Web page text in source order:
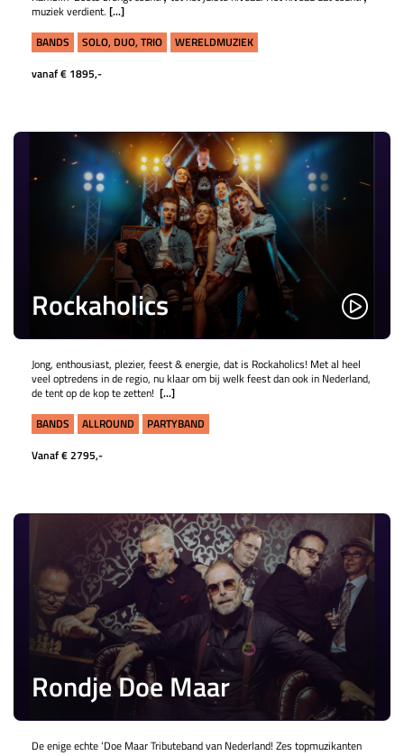
muziek verdient. [...]
BANDS
SOLO, DUO, TRIO
WERELDMUZIEK
vanaf € 1895,-
Rockaholics
Jong, enthousiast, plezier, feest & energie, dat is Rockaholics! Met al heel
veel optredens in de regio, nu klaar om bij welk feest dan ook in Nederland,
de tent op de kop te zetten! [...]
BANDS
ALLROUND
PARTYBAND
Vanaf € 2795,-
Rondje Doe Maar
De enige echte ‘Doe Maar Tributeband van Nederland! Zes topmuzikanten